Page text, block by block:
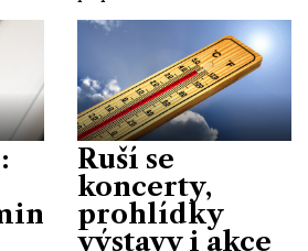
Ruší se
koncerty,
prohlídky
výstavy i akce